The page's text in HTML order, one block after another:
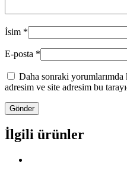
İsim *
E-posta *
Daha sonraki yorumlarımda
adresim ve site adresim bu
İlgili ürünler